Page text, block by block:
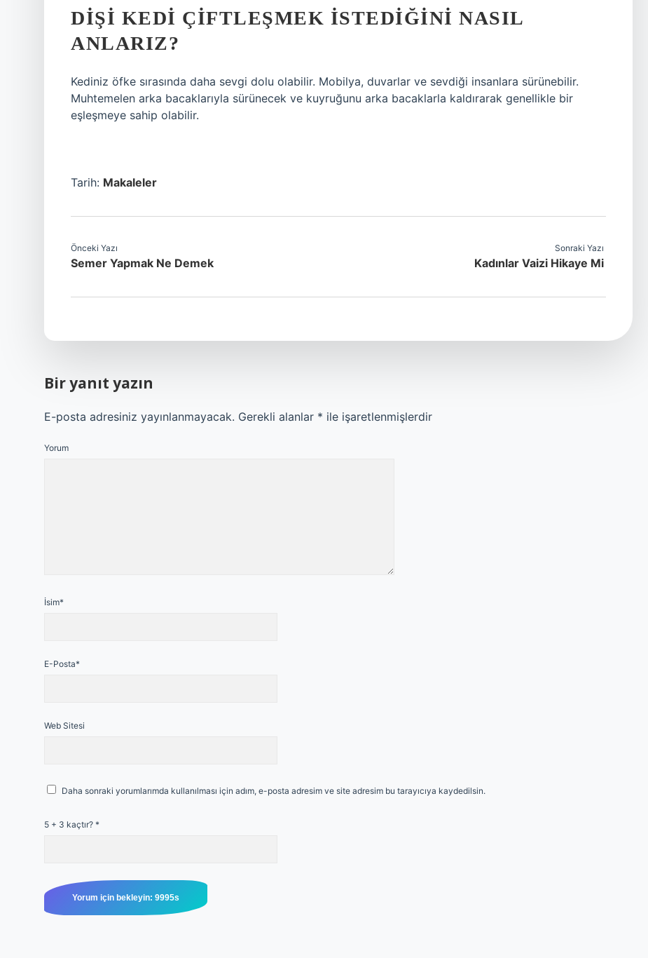
DIŞI KEDI ÇIFTLEŞMEK ISTEDIĞINI NASIL
ANLARIZ?
Kediniz öfke sırasında daha sevgi dolu olabilir. Mobilya, duvarlar ve sevdiği insanlara sürünebilir.
Muhtemelen arka bacaklarıyla sürünecek ve kuyruğunu arka bacaklarla kaldırarak genellikle bir
eşleşmeye sahip olabilir.
Tarih: Makaleler
Önceki Yazı
Semer Yapmak Ne Demek
Sonraki Yazı
Kadınlar Vaizi Hikaye Mi
Bir yanıt yazın
E-posta adresiniz yayınlanmayacak. Gerekli alanlar * ile işaretlenmişlerdir
Yorum
İsim*
E-Posta*
Web Sitesi
Daha sonraki yorumlarımda kullanılması için adım, e-posta adresim ve site adresim bu tarayıcıya kaydedilsin.
5 + 3 kaçtır? *